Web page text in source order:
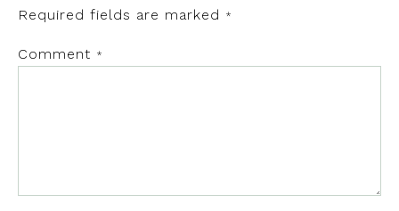
Required fields are marked
*
Comment *